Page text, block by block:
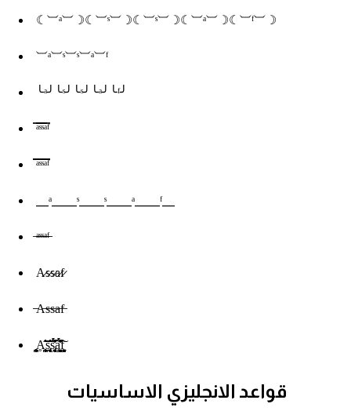
☾⏡ᵃ⏡☽☾⏡ˢ⏡☽☾⏡ˢ⏡☽☾⏡ᵃ⏡☽☾⏡ᶠ⏡☽
⏡ᵃ⏡ˢ⏡ˢ⏡ᵃ⏡ᶠ
╰ᵃ╯╰ˢ╯╰ˢ╯╰ᵃ╯╰ᶠ╯
̿ᵃ̿ˢ̿ˢ̿ᵃ̿ᶠ
̿̿ᵃ̿̿ˢ̿̿ˢ̿̿ᵃ̿̿ᶠ
⸏ᵃ⸏⸏ˢ⸏⸏ˢ⸏⸏ᵃ⸏⸏ᶠ⸏
̶ᵃ̶̶ˢ̶̶ˢ̶̶ᵃ̶̶ᶠ̶
A̷s̷s̷a̷f̷
̶A̶s̶s̶a̶f̶
̧̥̥̝̹̪̞̘Ḁ̧̥̝̹̪̞̘̒̓̃̑͂̓͘͠s̢͍̜̤̘̠͈̒̓̃̑͂̓͘͠ͅṡ̢͍̜̤̘̠͈̊̀́̎̈́̅͠ͅą̮̳̤͈̱̼͓̇̊̀́̎̈́̅͠f̨̮̳̤͈̱̼͓
قواعد الانجليزي الاساسيات